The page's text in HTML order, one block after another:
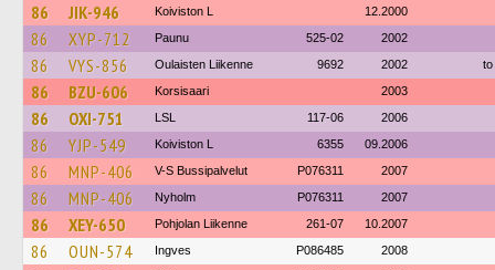
86 JIK-946 Koiviston L 12.2000
86 XYP-712 Paunu 525-02 2002
86 VYS-856 Oulaisten Liikenne 9692 2002 to
86 BZU-606 Korsisaari 2003
86 OXI-751 LSL 117-06 2006
86 YJP-549 Koiviston L 6355 09.2006
86 MNP-406 V-S Bussipalvelut P076311 2007
86 MNP-406 Nyholm P076311 2007
86 XEY-650 Pohjolan Liikenne 261-07 10.2007
86 OUN-574 Ingves P086485 2008